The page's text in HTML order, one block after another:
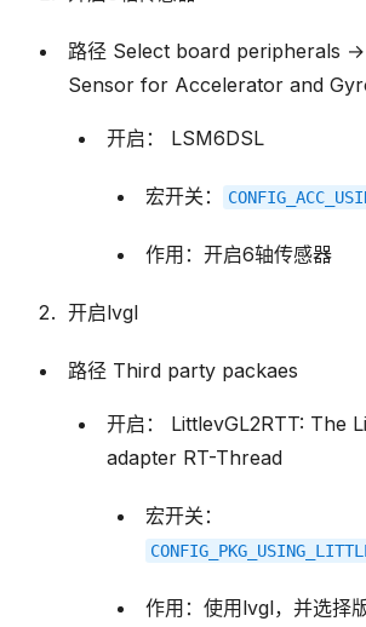
路径 Select board peripherals
Sensor for Accelerator and
开启： LSM6DSL
宏开关：
作用：开启6轴传感器
开启lvgl
路径 Third party packaes
开启： LittlevGL2RTT: The
adapter RT-Thread
宏开关：
作用：使用lvgl，并选择